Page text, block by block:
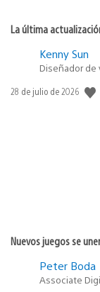
La última
Kenny Sun
Diseñador de
Fecha
28 de julio de 2026
Nuevos juegos se
Peter Boda
Associate